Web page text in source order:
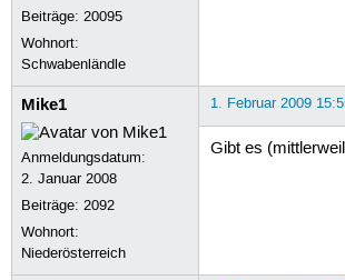
Beiträge:20095
Wohnort:
Schwabenländle
Mike1
Anmeldungsdatum:
2. Januar 2008
Beiträge:2092
Wohnort:
Niederösterreich
1. Februar 2009
Gibt es